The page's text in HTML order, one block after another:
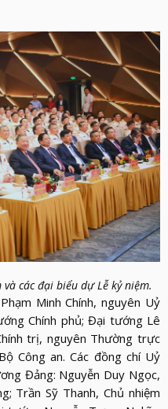
các đại biểu dự Lễ kỷ niệm.
Minh Chính, nguyên Uỷ
Chính phủ; Đại tướng Lê
trị, nguyên Thường trực
Công an. Các đồng chí Uỷ
Đảng: Nguyễn Duy Ngọc,
Trần Sỹ Thanh, Chủ nhiệm